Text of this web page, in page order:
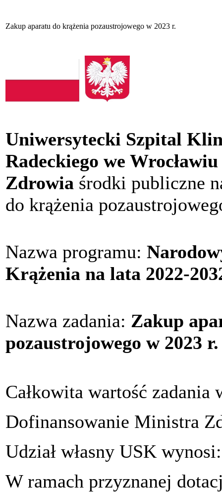
Zakup aparatu do krążenia pozaustrojowego w 2023 r.
Uniwersytecki Szpital
Radeckiego we Wrocławiu
Zdrowia środki publiczne
do krążenia
Nazwa programu:
Krążenia na lata 2022-
Nazwa zadania: Zakup
pozaustrojowego w 2023 r.
Całkowita wartość zadania
Dofinansowanie Ministra
Udział własny USK
W ramach przyznanej